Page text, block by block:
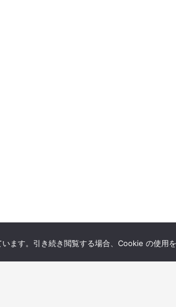
ます。引き続き閲覧する場合、Cookie の使用